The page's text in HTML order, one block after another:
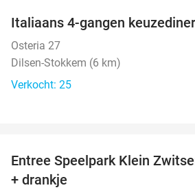
TODAY
Italiaans 4-gangen
Osteria 27
Dilsen-Stokkem (6 km)
Verkocht: 25
Entree Speelpark Klein
+ drankje